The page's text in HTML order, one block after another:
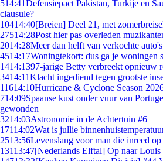
514:41Defensiepact Pakistan, Turkije en
clausule?
10414:40[Breien] Deel 21, met
27514:28Post hier pas overleden
2014:28Meer dan helft van verkochte
4514:17Woningtekort: dus ga je woningen
1414:1397-jarige Betty verbreekt opnieuw
3414:11Klacht ingediend tegen grootste
11614:10Hurricane & Cyclone Season
714:09Spaanse kust onder vuur van
gewonden
3214:03Astronomie in de Achtertuin #6
17114:02Wat is jullie
2513:56Levenslang voor man die inreed
13113:47[Nederlands Elftal] Op naar